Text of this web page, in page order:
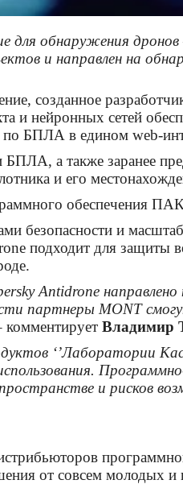
для обнаружения
и направлен на
созданное
и нейронных сетей
БПЛА в едином web-
БПЛА, а также заранее
и его
обеспечения
безопасности и
подходит для
Antidrone
партнеры MONT
комментирует Владимир
‘’Лаборатории
и рисков
от совсем молодых